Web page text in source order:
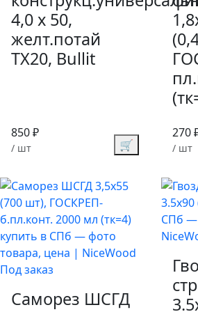
4,0 x 50,
желт.потай
TX20, Bullit
850 ₽
/ шт 🛒
270
/ шт
Под заказ
Саморез ШСГД